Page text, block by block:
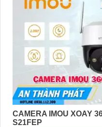
CAMERA IMOU XOAY
S21FEP